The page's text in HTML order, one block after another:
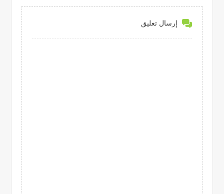
إرسال تعليق